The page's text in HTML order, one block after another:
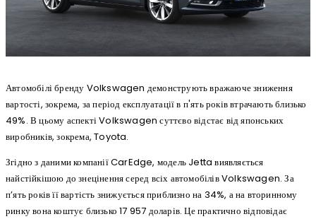
Автомобілі бренду Volkswagen демонструють вражаюче зниження
вартості, зокрема, за період експлуатації в п'ять років втрачають близько
49%. В цьому аспекті Volkswagen суттєво відстає від японських
виробників, зокрема, Toyota.
Згідно з даними компанії CarEdge, модель Jetta виявляється
найстійкішою до знецінення серед всіх автомобілів Volkswagen. За
п’ять років її вартість знижується приблизно на 34%, а на вторинному
ринку вона коштує близько 17 957 доларів. Це практично відповідає